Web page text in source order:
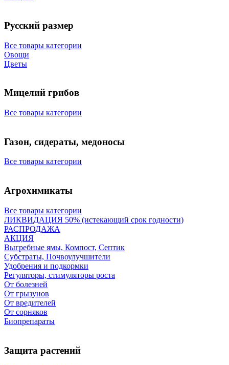
Русский размер
Все товары категории
Овощи
Цветы
Мицелий грибов
Все товары категории
Газон, сидераты, медоносы
Все товары категории
Агрохимикаты
Все товары категории
ЛИКВИДАЦИЯ 50% (истекающий срок годности)
РАСПРОДАЖА
АКЦИЯ
Выгребные ямы, Компост, Септик
Субстраты, Почвоулучшители
Удобрения и подкормки
Регуляторы, стимуляторы роста
От болезней
От грызунов
От вредителей
От сорняков
Биопрепараты
Защита растений